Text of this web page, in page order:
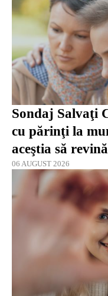
Sondaj Salvaţi
cu părinţi la
aceştia să
06 AUGUST 2026